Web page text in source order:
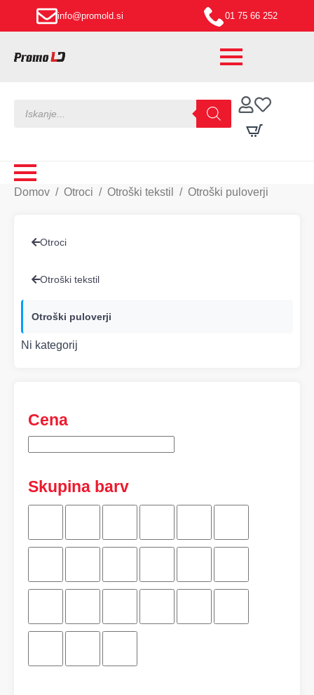
info@promold.si 01 75 66 252
search
Domov Otroci Otroški tekstil Otroški puloverji
Otroci
Otroški tekstil
Otroški puloverji
Ni kategorij
Cena
Skupina barv